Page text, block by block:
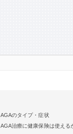
AGAのタイプ・症状
AGA治療に健康保険は使える